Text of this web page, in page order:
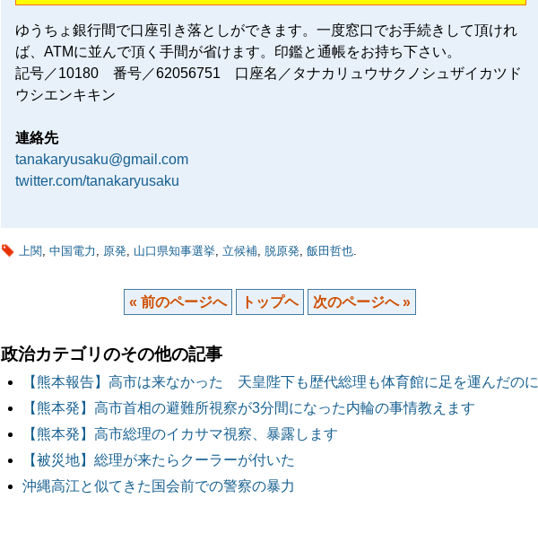
ゆうちょ銀行間で口座引き落としができます。一度窓口でお手続きして頂けれ
ば、ATMに並んで頂く手間が省けます。印鑑と通帳をお持ち下さい。
記号／10180 番号／62056751 口座名／タナカリュウサクノシュザイカツド
ウシエンキキン
連絡先
tanakaryusaku@gmail.com
twitter.com/tanakaryusaku
上関, 中国電力 , 原発, 山口県知事選挙, 立候補, 脱原発, 飯田哲也.
« 前のページへ トップヘ 次のページへ »
政治カテゴリのその他の記事
【熊本報告】高市は来なかった 天皇陛下も歴代総理も体育館に足を運んだのに
【熊本発】高市首相の避難所視察が3分間になった内輪の事情教えます
【熊本発】高市総理のイカサマ視察、暴露します
【被災地】総理が来たらクーラーが付いた
沖縄高江と似てきた国会前での警察の暴力